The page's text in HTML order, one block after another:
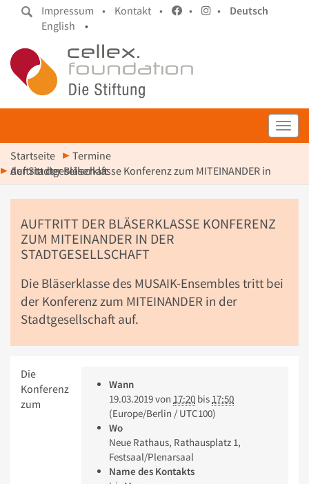
Impressum • Kontakt • • •
Deutsch
English
•
Startseite
Termine
Auftritt der Bläserklasse Konferenz zum MITEINANDER in der Stadtgesellschaft
AUFTRITT DER BLÄSERKLASSE KONFERENZ
ZUM MITEINANDER IN DER
STADTGESELLSCHAFT
Die Bläserklasse des MUSAIK-Ensembles tritt bei
der Konferenz zum MITEINANDER in der
Stadtgesellschaft auf.
Wann
19.03.2019von 17:20 bis 17:50
(Europe/Berlin / UTC100)
Wo
Neue Rathaus, Rathausplatz 1,
Festsaal/Plenarsaal
Name des Kontakts
Die
Konferenz
zum